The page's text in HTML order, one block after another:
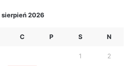
sierpień 2026
C P S N
1 2